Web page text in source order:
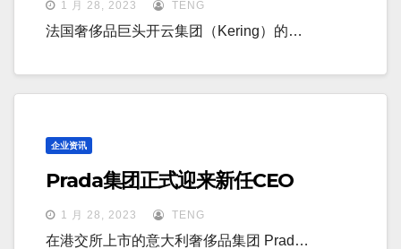
1 月 28, 2023 TENG
法国奢侈品巨头开云集团（Kering）的…
企业资讯
Prada集团正式迎来新任CEO
1 月 28, 2023 TENG
在港交所上市的意大利奢侈品集团 Prad…